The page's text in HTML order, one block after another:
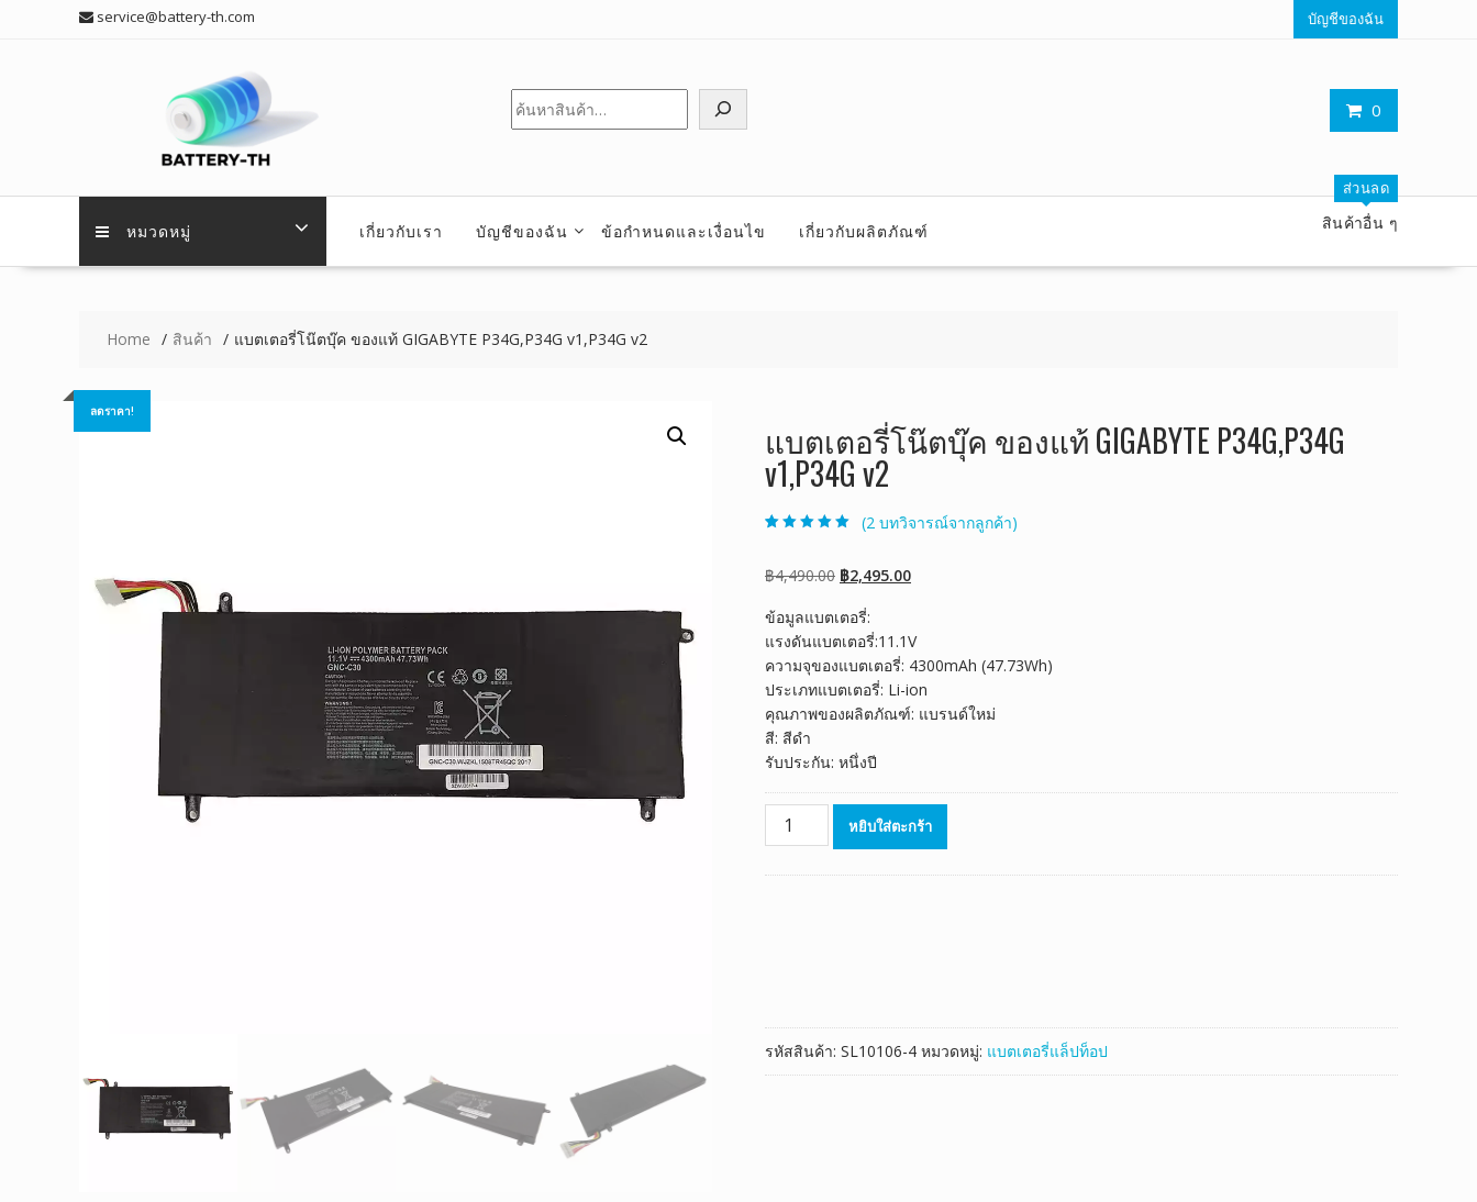
service@battery-th.com บัญชีของฉัน
0
ค้นหา
หมวดหมู่ เกี่ยวกับเรา บัญชีของฉัน ข้อกำหนดและเงื่อนไข เกี่ยวกับผลิตภัณฑ์
ส่วนลด
สินค้าอื่น ๆ
Home สินค้า แบตเตอรี่โน๊ตบุ๊ค ของแท้ GIGABYTE P34G,P34G v1,P34G v2
ลดราคา!
แบตเตอรี่โน๊ตบุ๊ค ของแท้ GIGABYTE P34G,P34G
v1,P34G v2
เต็มบน
การให้
คะแนนของ
(2 บทวิจารณ์จากลูกค้า)
฿4,490.00 Original
was:
฿4,490.00.
฿2,495.00Current
฿2,495.00.
ข้อมูลแบตเตอรี่:
แรงดันแบตเตอรี่:11.1V
ความจุของแบตเตอรี่: 4300mAh (47.73Wh)
ประเภทแบตเตอรี่: Li-ion
คุณภาพของผลิตภัณฑ์: แบรนด์ใหม่
สี: สีดำ
รับประกัน: หนึ่งปี
จำนวน
แบตเตอรี่
v2
ชิ้น
หยิบใส่ตะกร้า
รหัสสินค้า: SL10106-4 หมวดหมู่: แบตเตอรี่แล็ปท็อป